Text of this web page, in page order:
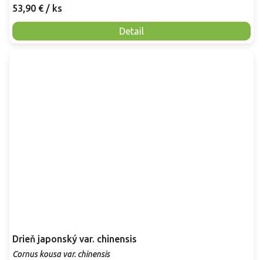
53,90 € / ks
Detail
Drieň japonský var. chinensis
Cornus kousa var. chinensis